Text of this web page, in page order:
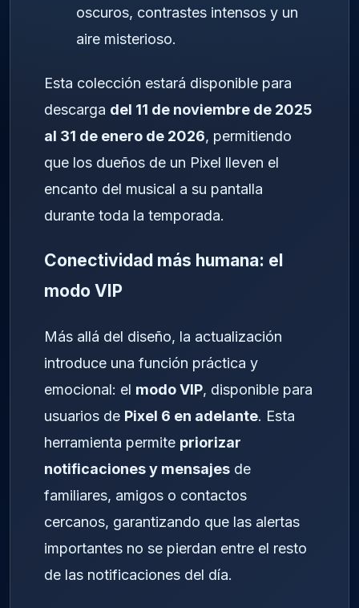
oscuros, contrastes intensos y un
aire misterioso.
Esta colección estará disponible para
descarga del 11 de noviembre de 2025
al 31 de enero de 2026, permitiendo
que los dueños de un Pixel lleven el
encanto del musical a su pantalla
durante toda la temporada.
Conectividad más humana: el
modo VIP
Más allá del diseño, la actualización
introduce una función práctica y
emocional: el modo VIP, disponible para
usuarios de Pixel 6 en adelante. Esta
herramienta permite priorizar
notificaciones y mensajes de
familiares, amigos o contactos
cercanos, garantizando que las alertas
importantes no se pierdan entre el resto
de las notificaciones del día.